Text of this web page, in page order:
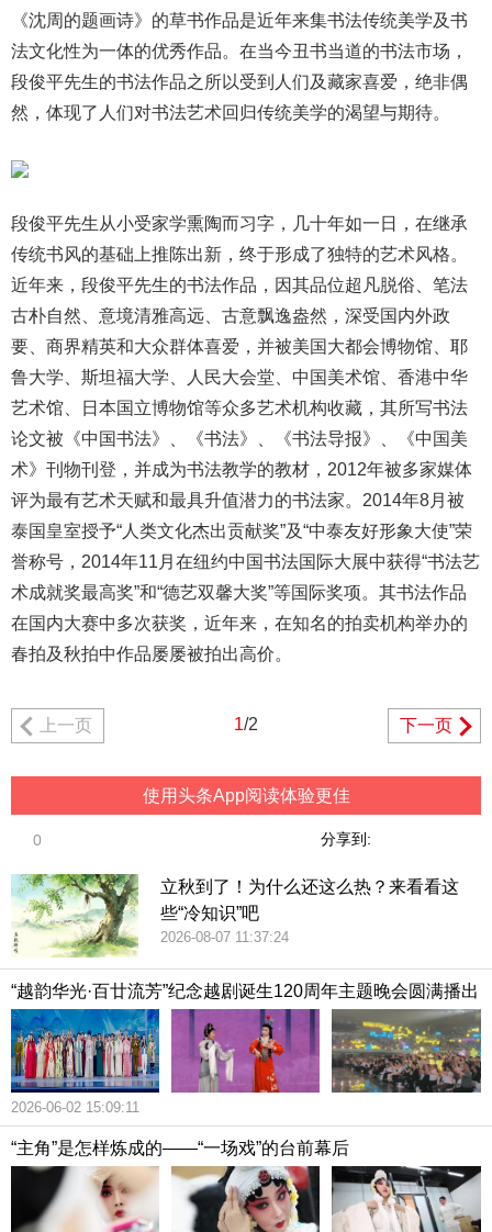
《沈周的题画诗》的草书作品是近年来集书法传统美学及书
法文化性为一体的优秀作品。在当今丑书当道的书法市场，
段俊平先生的书法作品之所以受到人们及藏家喜爱，绝非偶
然，体现了人们对书法艺术回归传统美学的渴望与期待。
段俊平先生从小受家学熏陶而习字，几十年如一日，在继承
传统书风的基础上推陈出新，终于形成了独特的艺术风格。
近年来，段俊平先生的书法作品，因其品位超凡脱俗、笔法
古朴自然、意境清雅高远、古意飘逸盎然，深受国内外政
要、商界精英和大众群体喜爱，并被美国大都会博物馆、耶
鲁大学、斯坦福大学、人民大会堂、中国美术馆、香港中华
艺术馆、日本国立博物馆等众多艺术机构收藏，其所写书法
论文被《中国书法》、《书法》、《书法导报》、《中国美
术》刊物刊登，并成为书法教学的教材，2012年被多家媒体
评为最有艺术天赋和最具升值潜力的书法家。2014年8月被
泰国皇室授予“人类文化杰出贡献奖”及“中泰友好形象大使”荣
誉称号，2014年11月在纽约中国书法国际大展中获得“书法艺
术成就奖最高奖”和“德艺双馨大奖”等国际奖项。其书法作品
在国内大赛中多次获奖，近年来，在知名的拍卖机构举办的
春拍及秋拍中作品屡屡被拍出高价。
上一页 1/2 下一页
使用头条App阅读体验更佳
分享到:
0
立秋到了！为什么还这么热？来看看这
些“冷知识”吧
2026-08-07 11:37:24
“越韵华光·百廿流芳”纪念越剧诞生120周年主题晚会圆满播出
2026-06-02 15:09:11
“主角”是怎样炼成的——“一场戏”的台前幕后